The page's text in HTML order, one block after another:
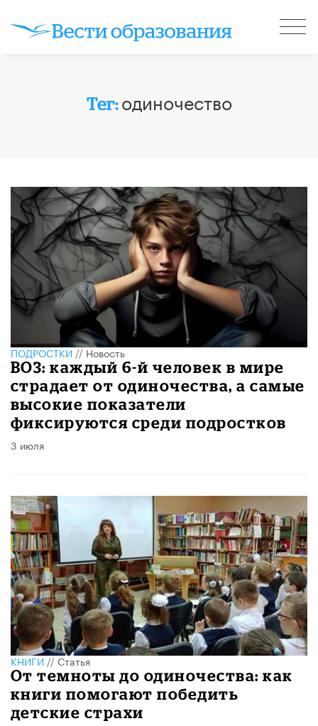
Тег:одиночество
ПОДРОСТКИ//Новость
ВОЗ: каждый 6-й человек в мире
страдает от одиночества, а самые
высокие показатели
фиксируются среди подростков
3 июля
КНИГИ//Статья
От темноты до одиночества: как
книги помогают победить
детские страхи